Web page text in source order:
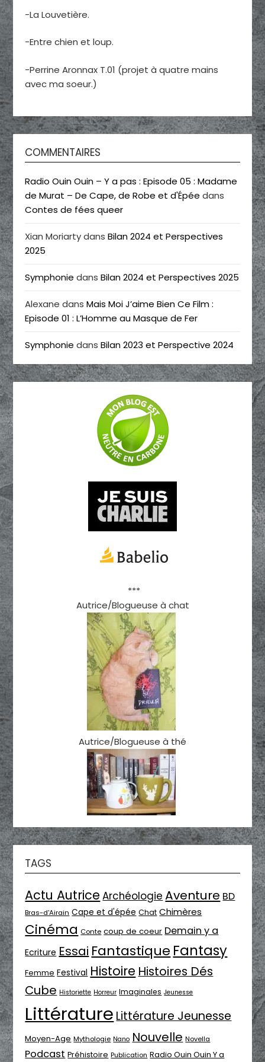
-La Louvetière.
-Entre chien et loup.
-Perrine Aronnax T.01 (projet à quatre mains
avec ma soeur.)
COMMENTAIRES
Radio Ouin Ouin – Y a pas : Episode 05 : Madame
de Murat – De Cape, de Robe et d'Épée dans
Contes de fées queer
Xian MoriartydansBilan 2024 et Perspectives
2025
Symphonie dansBilan 2024 et Perspectives 2025
Alexane dansMais Moi J’aime Bien Ce Film :
Episode 01 : L’Homme au Masque de Fer
Symphonie dansBilan 2023 et Perspective 2024
***
Autrice/Blogueuse à chat
Autrice/Blogueuse à thé
TAGS
Actu Autrice Archéologie Aventure BD
Bras-d'Airain Cape et d'épée Chat Chimères
Cinéma Conte coup de coeur Demain y a
Ecriture Essai Fantastique Fantasy
Femme Festival Histoire Histoires Dés
Cube Historiette Horreur Imaginales Jeunesse
Littérature Littérature Jeunesse
Moyen-Age Mythologie Nano Nouvelle Novella
Podcast Préhistoire Publication Radio Ouin Ouin Y a